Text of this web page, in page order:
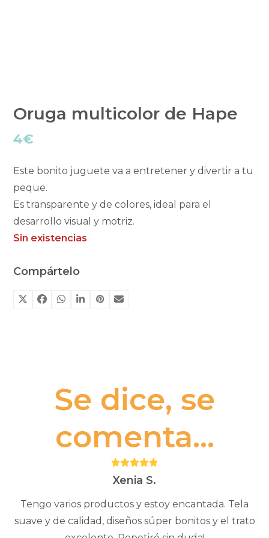
Oruga multicolor de Hape
4€
Este bonito juguete va a entretener y divertir a tu
peque.
Es transparente y de colores, ideal para el
desarrollo visual y motriz.
Sin existencias
Compártelo
Se dice, se
comenta...
Puntuación:
5Xenia S.
Tengo varios productos y estoy encantada. Tela
suave y de calidad, diseños súper bonitos y el trato